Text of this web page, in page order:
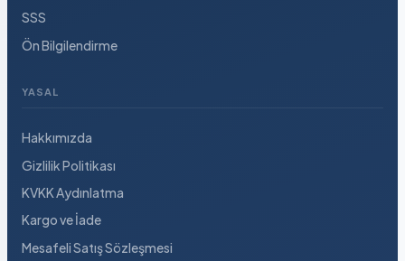
SSS
Ön Bilgilendirme
YASAL
Hakkımızda
Gizlilik Politikası
KVKK Aydınlatma
Kargo ve İade
Mesafeli Satış Sözleşmesi